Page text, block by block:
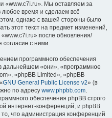
«www.c7i.ru». Мы оставляем за
любое время и сделаем всё
однако с вашей стороны было
этот текст на предмет изменений,
после обновления/
согласие с ними.
программного обеспечения
дальнейшем «они», «программное
«phpBB Limited», «phpBB
GNU General Public License v2» (в
по адресу www.phpbb.com.
обеспечения phpBB строго
интернет-конференций, и phpBB
то, что администрация конференций